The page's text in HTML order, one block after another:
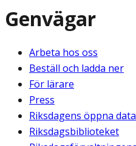
Genvägar
Arbeta hos oss
Beställ och ladda ner
För lärare
Press
Riksdagens öppna data
Riksdagsbiblioteket